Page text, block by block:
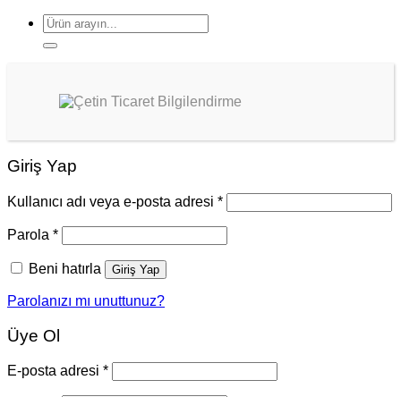
Ara:
Giriş Yap
Kullanıcı adı veya e-posta adresi *
Parola *
Beni hatırla Giriş Yap
Parolanızı mı unuttunuz?
Üye Ol
E-posta adresi *